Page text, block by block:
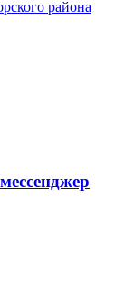
района